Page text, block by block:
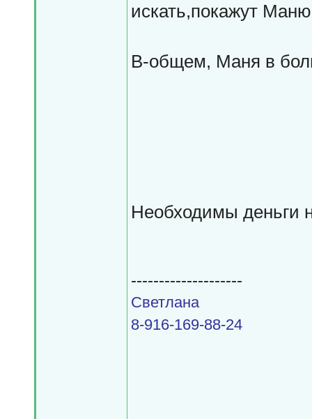
искать,покажут
В-общем, Маня в
Необходимы деньги
--------------------
Светлана
8-916-169-88-24